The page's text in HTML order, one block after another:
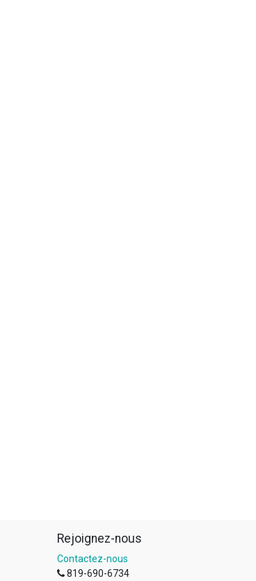
Rejoignez-nous
Contactez-nous
819-690-6734